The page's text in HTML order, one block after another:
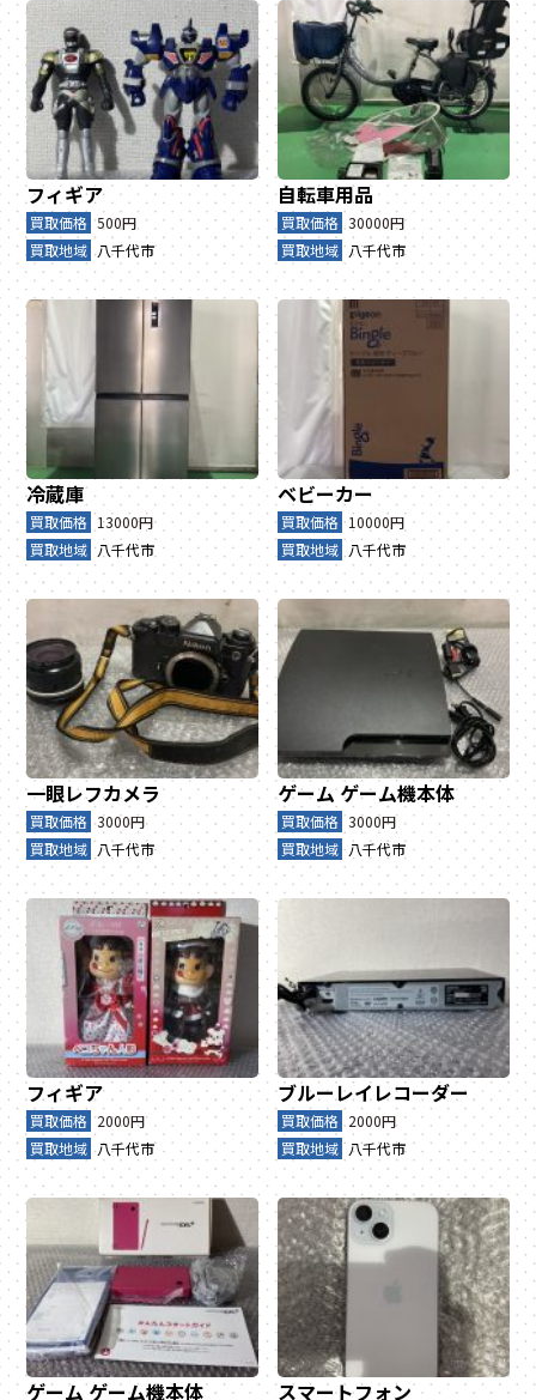
フィギア
買取価格 500円
買取地域 八千代市
自転車用品
買取価格 30000円
買取地域 八千代市
冷蔵庫
買取価格 13000円
買取地域 八千代市
ベビーカー
買取価格 10000円
買取地域 八千代市
一眼レフカメラ
買取価格 3000円
買取地域 八千代市
ゲーム ゲーム機本体
買取価格 3000円
買取地域 八千代市
フィギア
買取価格 2000円
買取地域 八千代市
ブルーレイレコーダー
買取価格 2000円
買取地域 八千代市
ゲーム ゲーム機本体 スマートフォン